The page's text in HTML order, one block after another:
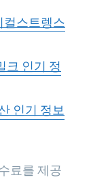
스트렝스
크 인기 정
인기 정보
료를 제공